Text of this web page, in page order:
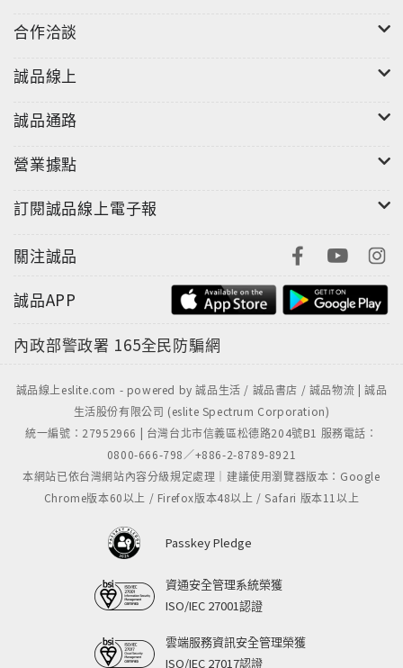
合作洽談
誠品線上
誠品通路
營業據點
訂閱誠品線上電子報
關注誠品
誠品APP
內政部警政署 165全民防騙網
誠品線上eslite.com - powered by 誠品生活 / 誠品書店 / 誠品物流 | 誠品
生活股份有限公司 (eslite Spectrum Corporation)
統一編號：27952966 | 台灣台北市信義區松德路204號B1 服務電話：
0800-666-798／+886-2-8789-8921
本網站已依台灣網站內容分級規定處理｜建議使用瀏覽器版本：Google
Chrome版本60以上 / Firefox版本48以上 / Safari 版本11以上
Passkey Pledge
資通安全管理系統榮獲
ISO/IEC 27001認證
雲端服務資訊安全管理榮獲
ISO/IEC 27017認證